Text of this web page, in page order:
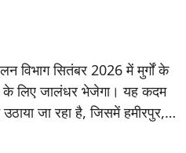
विभाग सितंबर 2026 में मुर्गों के
लिए जालंधर भेजेगा। यह कदम
उठाया जा रहा है, जिसमें हमीरपुर,…